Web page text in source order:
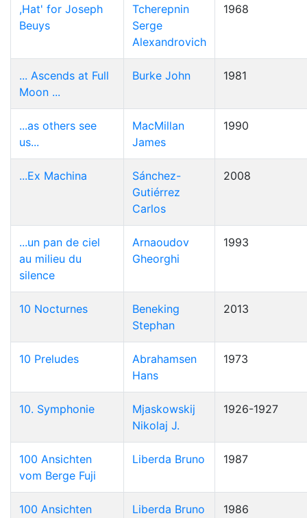
,Hat' for Joseph
Beuys
Tcherepnin
Serge
Alexandrovich
1968
... Ascends at Full
Moon ...
Burke John 1981
...as others see
us...
MacMillan
James
1990
...Ex Machina
Sánchez-
Gutiérrez
Carlos
2008
...un pan de ciel
au milieu du
silence
Arnaoudov
Gheorghi
1993
10 Nocturnes
Beneking
Stephan
2013
10 Preludes
Abrahamsen
Hans
1973
10. Symphonie
Mjaskowskij
Nikolaj J.
1926-1927
100 Ansichten
vom Berge Fuji
Liberda Bruno 1987
100 Ansichten
Liberda Bruno 1986